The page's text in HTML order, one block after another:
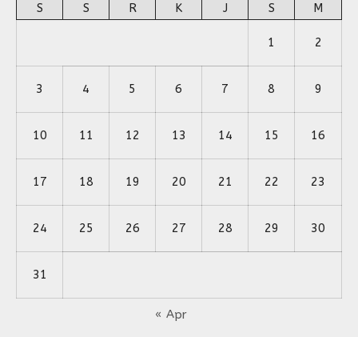
S S R K J S M
1 2
3 4 5 6 7 8 9
10 11 12 13 14 15 16
17 18 19 20 21 22 23
24 25 26 27 28 29 30
31
« Apr